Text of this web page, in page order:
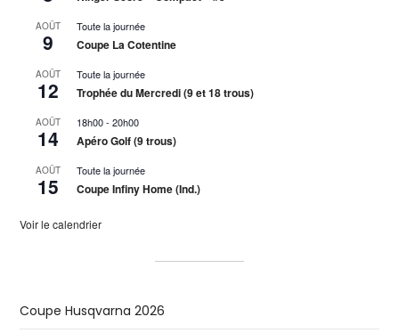
AOÛT
9
Toute la journée
Coupe La Cotentine
AOÛT
12
Toute la journée
Trophée du Mercredi (9 et 18 trous)
AOÛT
14
18h00-20h00
Apéro Golf (9 trous)
AOÛT
15
Toute la journée
Coupe Infiny Home (Ind.)
Voir le calendrier
Coupe Husqvarna 2026